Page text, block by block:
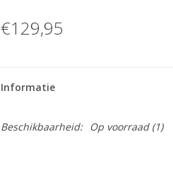
€129,95
Informatie
Beschikbaarheid: Op voorraad(1)